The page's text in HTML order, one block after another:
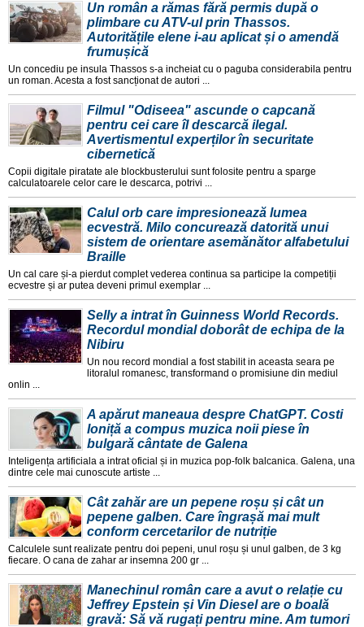
Un român a rămas fără permis după o
plimbare cu ATV-ul prin Thassos.
Autoritățile elene i-au aplicat și o amendă
frumușică
Un concediu pe insula Thassos s-a incheiat cu o paguba considerabila pentru
un roman. Acesta a fost sancționat de autori ...
Filmul "Odiseea" ascunde o capcană
pentru cei care îl descarcă ilegal.
Avertismentul experților în securitate
cibernetică
Copii digitale piratate ale blockbusterului sunt folosite pentru a sparge
calculatoarele celor care le descarca, potrivi ...
Calul orb care impresionează lumea
ecvestră. Milo concurează datorită unui
sistem de orientare asemănător alfabetului
Braille
Un cal care și-a pierdut complet vederea continua sa participe la competiții
ecvestre și ar putea deveni primul exemplar ...
Selly a intrat în Guinness World Records.
Recordul mondial doborât de echipa de la
Nibiru
Un nou record mondial a fost stabilit in aceasta seara pe
litoralul romanesc, transformand o promisiune din mediul
onlin ...
A apărut maneaua despre ChatGPT. Costi
Ioniță a compus muzica noii piese în
bulgară cântate de Galena
Inteligența artificiala a intrat oficial și in muzica pop-folk balcanica. Galena, una
dintre cele mai cunoscute artiste ...
Cât zahăr are un pepene roșu și cât un
pepene galben. Care îngrașă mai mult
conform cercetarilor de nutriție
Calculele sunt realizate pentru doi pepeni, unul roșu și unul galben, de 3 kg
fiecare. O cana de zahar ar insemna 200 gr ...
Manechinul român care a avut o relație cu
Jeffrey Epstein și Vin Diesel are o boală
gravă: Să vă rugați pentru mine. Am tumori